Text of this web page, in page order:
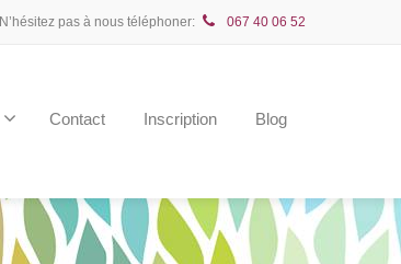
N’hésitez pas à nous téléphoner: 067 40 06 52
Contact Inscription Blog